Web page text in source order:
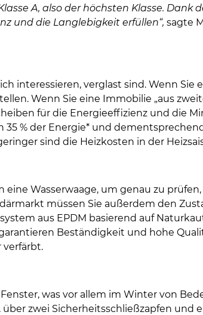
A, also der höchsten Klasse. Dank
und die Langlebigkeit erfüllen“, sagte
interessieren, verglast sind. Wenn Sie
Wenn Sie eine Immobilie „aus
für die Energieeffizienz und die
% der Energie* und
sind die Heizkosten in der
Wasserwaage, um genau zu
müssen Sie außerdem den
aus EPDM basierend auf
Beständigkeit und hohe
verfärbt.
was vor allem im Winter von
zwei Sicherheitsschließzapfen und